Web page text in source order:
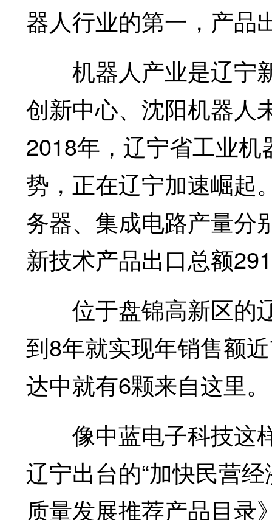
器人行业的第一，产品
机器人产业是辽宁
创新中心、沈阳机器人
2018年，辽宁省工业
势，正在辽宁加速崛起
务器、集成电路产量分
新技术产品出口总额
位于盘锦高新区的
到8年就实现年销售额
达中就有6颗来自这里。
像中蓝电子科技这
辽宁出台的“加快民营
质量发展推荐产品目录